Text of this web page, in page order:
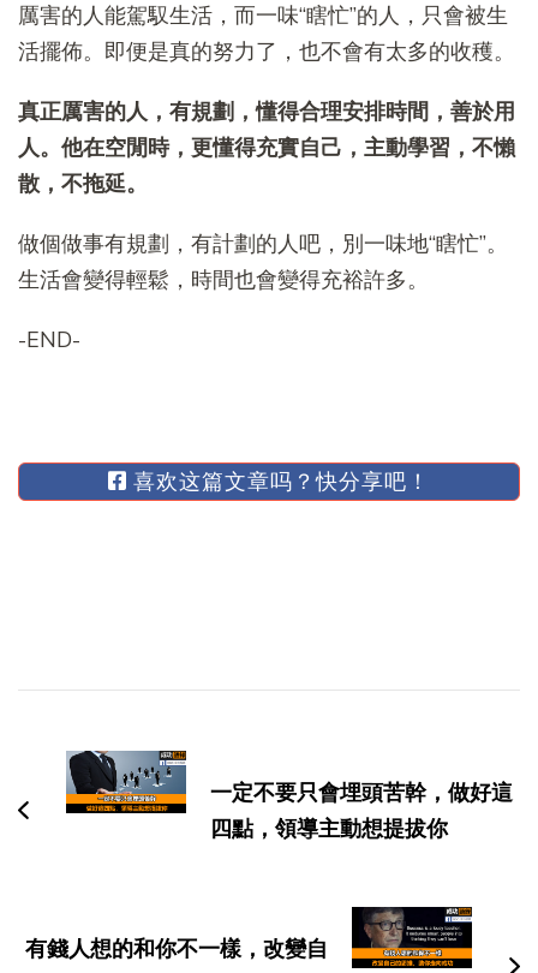
厲害的人能駕馭生活，而一味“瞎忙”的人，只會被生
活擺佈。即便是真的努力了，也不會有太多的收穫。
真正厲害的人，有規劃，懂得合理安排時間，善於用
人。他在空閒時，更懂得充實自己，主動學習，不懶
散，不拖延。
做個做事有規劃，有計劃的人吧，別一味地“瞎忙”。
生活會變得輕鬆，時間也會變得充裕許多。
-END-
喜欢这篇文章吗？快分享吧！
航
一定不要只會埋頭苦幹，做好這
四點，領導主動想提拔你
有錢人想的和你不一樣，改變自